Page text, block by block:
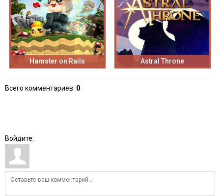
Hamster on Rails Astral Throne
Всего комментариев: 0
Войдите: